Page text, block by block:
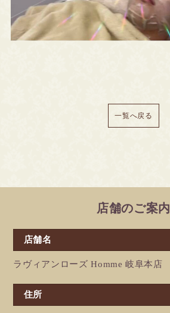
一覧へ戻る
店舗のご案内
店舗名
ラヴィアンローズ Homme 岐阜本店
住所